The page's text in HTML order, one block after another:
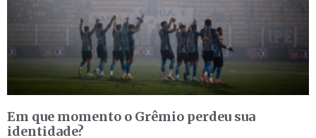
Em que momento o Grêmio perdeu sua
identidade?